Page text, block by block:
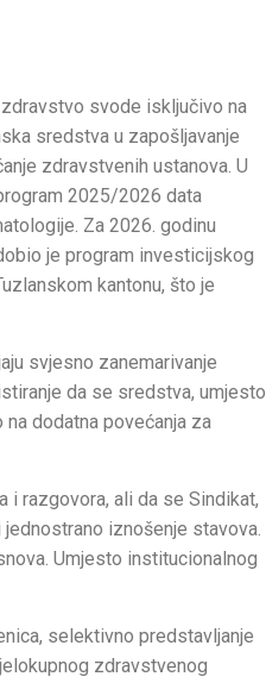
svode isključivo na
sredstva u zapošljavanje
zdravstvenih ustanova. U
2025/2026 data
Za 2026. godinu
je program investicijskog
kantonu, što je
svjesno zanemarivanje
da se sredstva, umjesto
dodatna povećanja za
i razgovora, ali da se Sindikat,
iznošenje stavova.
Umjesto institucionalnog
selektivno predstavljanje
zdravstvenog